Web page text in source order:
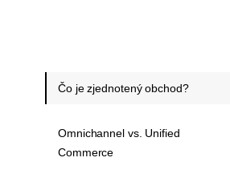
Čo je zjednotený obchod?
Omnichannel vs. Unified
Commerce